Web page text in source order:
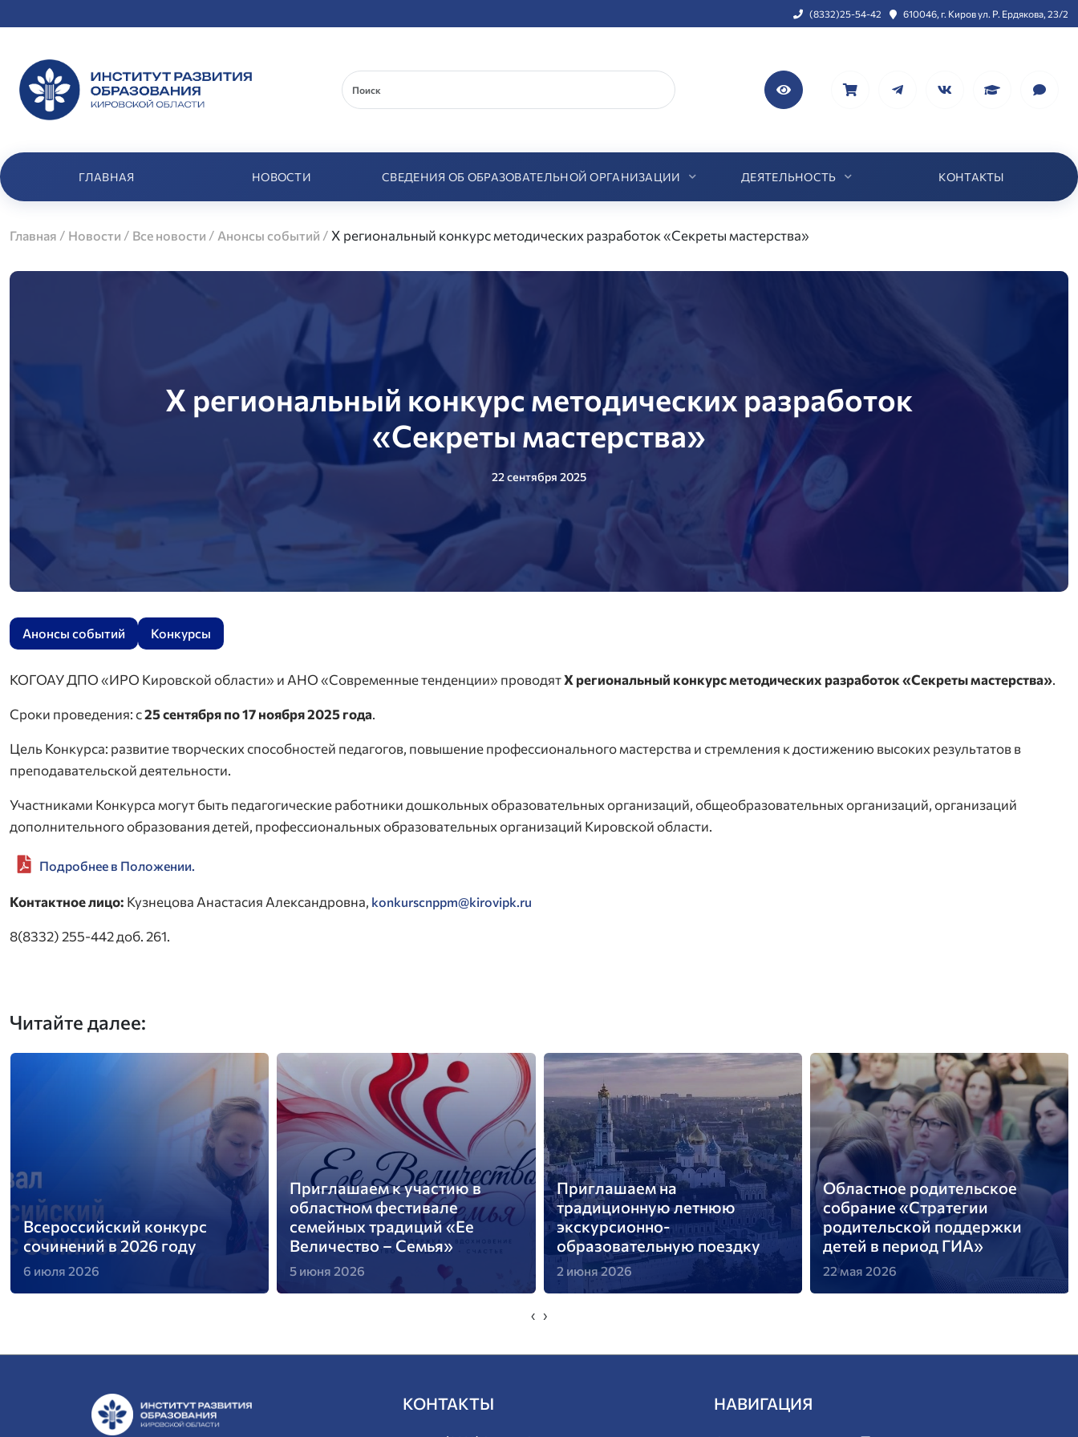
(8332)25-54-42 610046, г. Киров ул. Р. Ердякова, 23/2
ГЛАВНАЯ НОВОСТИ СВЕДЕНИЯ ОБ ОБРАЗОВАТЕЛЬНОЙ ОРГАНИЗАЦИИ ДЕЯТЕЛЬНОСТЬ КОНТАКТЫ
Главная / Новости / Все новости / Анонсы событий /X региональный конкурс методических разработок «Секреты мастерства»
X региональный конкурс методических разработок
«Секреты мастерства»
22 сентября 2025
Анонсы событий Конкурсы
КОГОАУ ДПО «ИРО Кировской области» и АНО «Современные тенденции» проводятX региональный конкурс методических разработок «Секреты мастерства».
Сроки проведения: с25 сентября по 17 ноября 2025 года.
Цель Конкурса: развитие творческих способностей педагогов, повышение профессионального мастерства и стремления к достижению высоких результатов в
преподавательской деятельности.
Участниками Конкурса могут быть педагогические работники дошкольных образовательных организаций, общеобразовательных организаций, организаций
дополнительного образования детей, профессиональных образовательных организаций Кировской области.
Подробнее в Положении.
Контактное лицо: Кузнецова Анастасия Александровна, konkurscnppm@kirovipk.ru
8(8332) 255-442 доб. 261.
Читайте далее:
Всероссийский конкурс
сочинений в 2026 году
6 июля 2026
Приглашаем к участию в
областном фестивале
семейных традиций «Ее
Величество – Семья»
5 июня 2026
Приглашаем на
традиционную летнюю
экскурсионно-
образовательную поездку
2 июня 2026
Областное родительское
собрание «Стратегии
родительской поддержки
детей в период ГИА»
22 мая 2026
‹ ›
КОНТАКТЫ НАВИГАЦИЯ